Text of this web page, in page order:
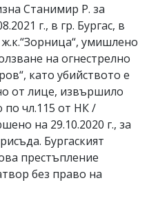
Станимир Р. за
г., в гр. Бургас, в
умишлено
на огнестрелно
като убийството е
от лице, извършило
по чл.115 от НК /
на 29.10.2020 г., за
Бургаският
престъпление
без право на